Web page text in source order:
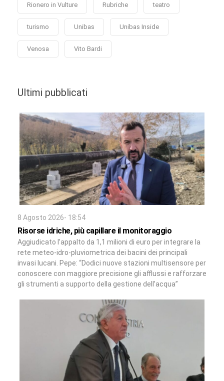
Rionero in Vulture Rubriche teatro
turismo Unibas Unibas Inside
Venosa Vito Bardi
Ultimi pubblicati
8 Agosto 2026- 18:54
Risorse idriche, più capillare il monitoraggio
Aggiudicato l’appalto da 1,1 milioni di euro per integrare la
rete meteo-idro-pluviometrica dei bacini dei principali
invasi lucani. Pepe: “Dodici nuove stazioni multisensore per
conoscere con maggiore precisione gli afflussi e rafforzare
gli strumenti a supporto della gestione dell’acqua”